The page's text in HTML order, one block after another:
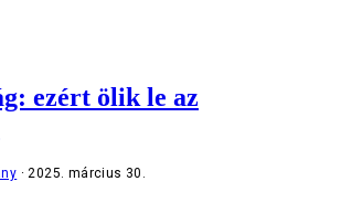
ezért ölik le az
2025. március 30.